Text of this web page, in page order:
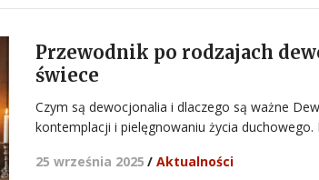
Przewodnik po rodzajach
świece
Czym są dewocjonalia i dlaczego są ważne
kontemplacji i pielęgnowaniu życia
25 września 2025 / Aktualności